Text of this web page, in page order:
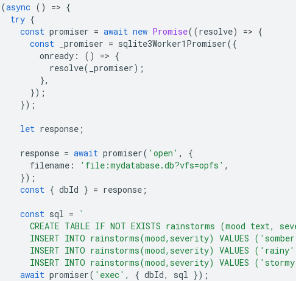
(async () => {
try {
const promiser = await new Promise((resolve) => {
const
_promiser = sqlite3Worker1Promiser({
onready : () => {
resolve( _promiser);
},
});
});
let response ;
response = await promiser( 'open' ,
{
filename : 'file:mydatabase.db?vfs=opfs' ,
});
const { dbId } = response ;
const sql =
`
CREATE TABLE IF NOT EXISTS rainstorms (mood text,
INSERT INTO rainstorms(mood,severity) VALUES
INSERT INTO rainstorms(mood,severity) VALUES
INSERT INTO rainstorms(mood,severity) VALUES
await promiser( 'exec' , { dbId, sql });